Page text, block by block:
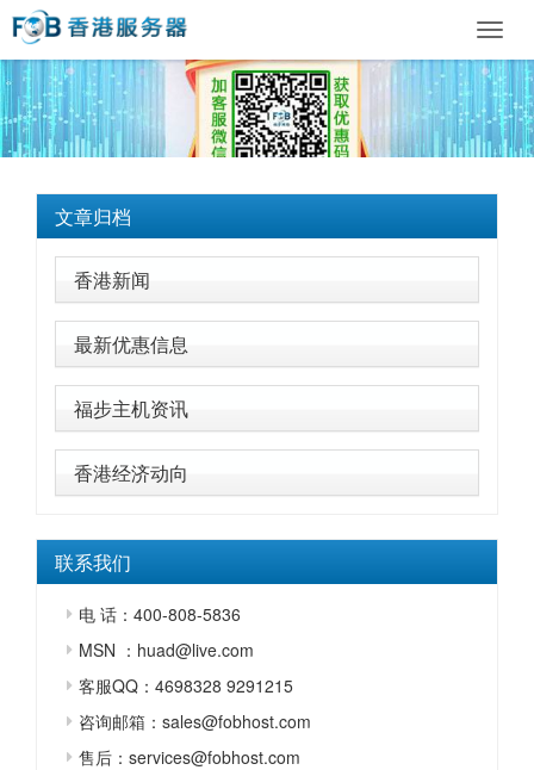
文章归档
香港新闻
最新优惠信息
福步主机资讯
香港经济动向
联系我们
电 话：400-808-5836
MSN ：huad@live.com
客服QQ：4698328 9291215
咨询邮箱：sales@fobhost.com
售后：services@fobhost.com